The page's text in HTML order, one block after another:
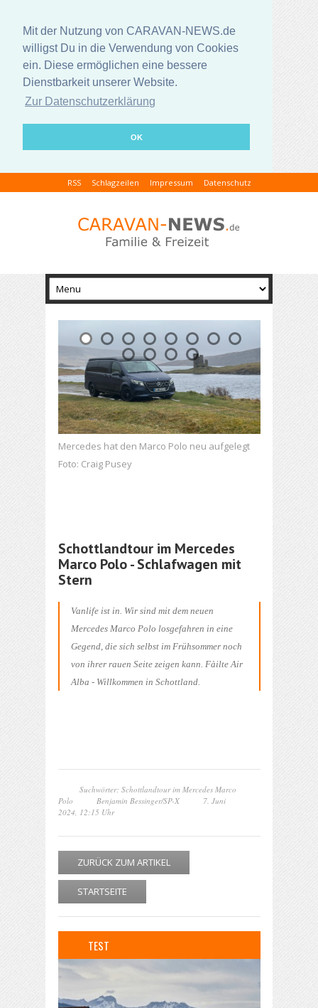
Mit der Nutzung von CARAVAN-NEWS.de
willigst Du in die Verwendung von Cookies
ein. Diese ermöglichen eine bessere
Dienstbarkeit unserer Website.
Zur Datenschutzerklärung
OK
RSS Schlagzeilen Impressum Datenschutz
Mercedes hat den Marco Polo neu aufgelegt
Foto: Craig Pusey
Schottlandtour im Mercedes
Marco Polo - Schlafwagen mit
Stern
Vanlife ist in. Wir sind mit dem neuen
Mercedes Marco Polo losgefahren in eine
Gegend, die sich selbst im Frühsommer noch
von ihrer rauen Seite zeigen kann. Fàilte Air
Alba - Willkommen in Schottland.
Suchwörter: Schottlandtour im Mercedes Marco
Polo
Benjamin Bessinger/SP-X
7. Juni
2024, 12:15 Uhr
ZURÜCK ZUM ARTIKEL
STARTSEITE
TEST